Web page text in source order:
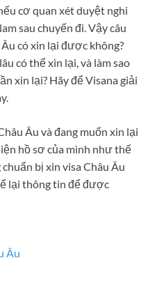
cơ quan xét duyệt nghi
sau chuyến đi. Vậy câu
có xin lại được không?
có thể xin lại, và làm sao
xin lại? Hãy để Visana giải
Âu và đang muốn xin lại
hồ sơ của mình như thế
bị xin visa Châu Âu
lại thông tin để được
Âu